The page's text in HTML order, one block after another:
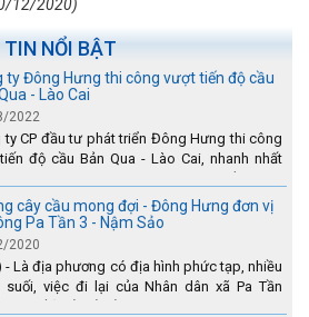
12/2020)
TIN NỔI BẬT
ty Đông Hưng thi công vượt tiến độ cầu
- Lào Cai
2022
ty CP đầu tư phát triển Đông Hưng thi công
độ cầu Bản Qua - Lào Cai, nhanh nhất
cây cầu mong đợi - Đông Hưng đơn vị
Pa Tần 3 - Nậm Sảo
2020
- Là địa phương có địa hình phức tạp, nhiều
suối, việc đi lại của Nhân dân xã Pa Tần